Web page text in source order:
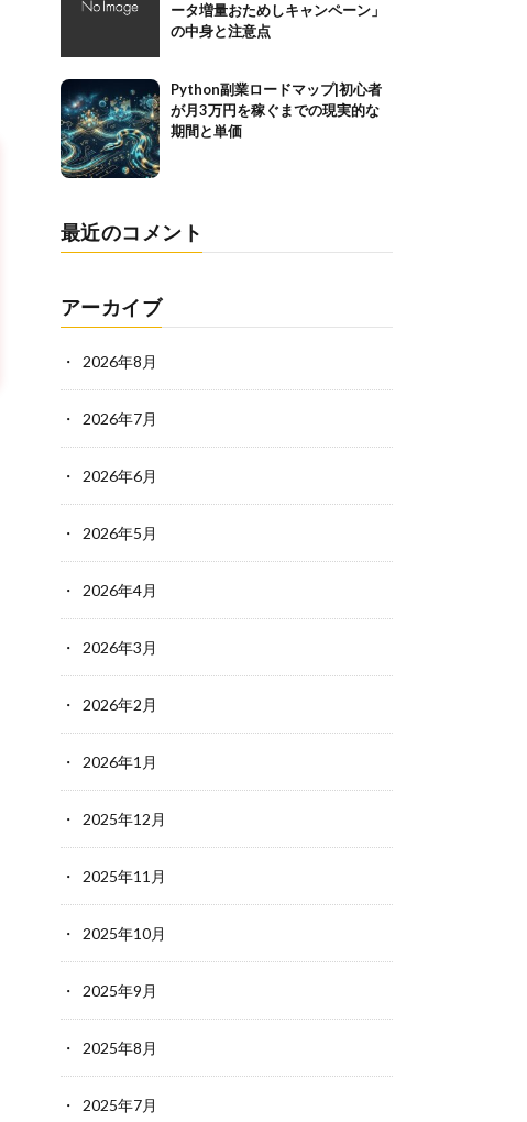
ータ増量おためしキャンペーン」
の中身と注意点
Python副業ロードマップ|初心者
が月3万円を稼ぐまでの現実的な
期間と単価
最近のコメント
アーカイブ
2026年8月
2026年7月
2026年6月
2026年5月
2026年4月
2026年3月
2026年2月
2026年1月
2025年12月
2025年11月
2025年10月
2025年9月
2025年8月
2025年7月